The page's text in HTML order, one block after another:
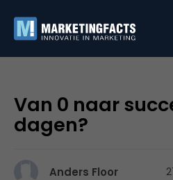
Van 0 naar
dagen?
Anders Floor